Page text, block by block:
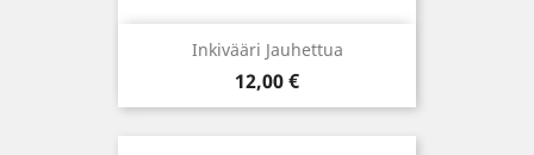
Inkivääri Jauhettua
Hinta
12,00 €